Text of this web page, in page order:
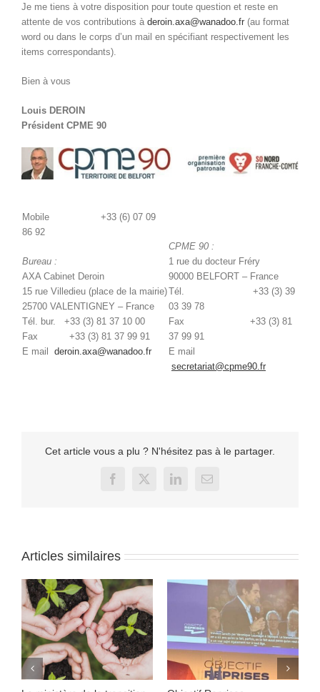
Je me tiens à votre disposition pour toute question et reste en
attente de vos contributions à deroin.axa@wanadoo.fr (au format
word ou dans le corps d’un mail en spécifiant respectivement les
items correspondants).
Bien à vous
Louis DEROIN
Président CPME 90
Mobile +33 (6) 07 09
86 92
Bureau :
AXA Cabinet Deroin
15 rue Villedieu (place de la mairie)
25700 VALENTIGNEY – France
Tél. bur. +33 (3) 81 37 10 00
Fax +33 (3) 81 37 99 91
E mail deroin.axa@wanadoo.fr
CPME 90 :
1 rue du docteur Fréry
90000 BELFORT – France
Tél. +33 (3) 39
03 39 78
Fax +33 (3) 81
37 99 91
E mail
secretariat@cpme90.fr
Cet article vous a plu ? N'hésitez pas à le partager.
Facebook
X LinkedInEmail
Articles similaires